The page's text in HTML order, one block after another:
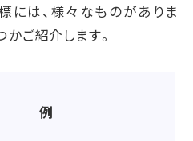
には、様々なものがありま
ご紹介します。
例